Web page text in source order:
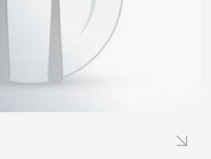
Lire